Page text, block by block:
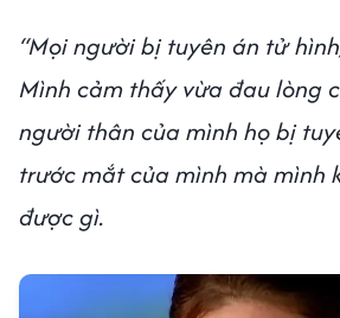
“Mọi người bị tuyên án tử
Mình cảm thấy vừa đau lòng
người thân của mình họ bị
trước mắt của mình mà mình
được gì.